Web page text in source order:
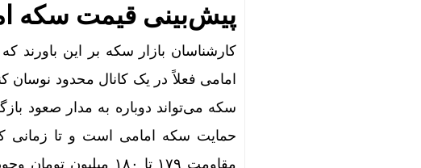
پیش‌بینی قیمت سکه
کارشناسان بازار سکه بر این
امامی فعلاً در یک کانال محدود
حمایت سکه امامی است و تا